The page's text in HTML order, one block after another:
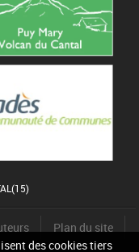
des cookies tiers
Plan du site